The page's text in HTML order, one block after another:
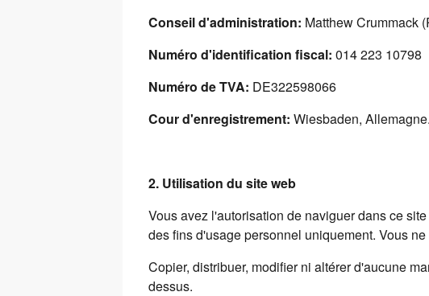
Conseil d'administration: Matthew Crummack
Numéro d'identification fiscal: 014 223 10798
Numéro de TVA: DE322598066
Cour d'enregistrement: Wiesbaden, Allemagne.
2. Utilisation du site web
Vous avez l'autorisation de naviguer dans ce
des fins d'usage personnel uniquement. Vous
Copier, distribuer, modifier ni altérer d'aucune
dessus.